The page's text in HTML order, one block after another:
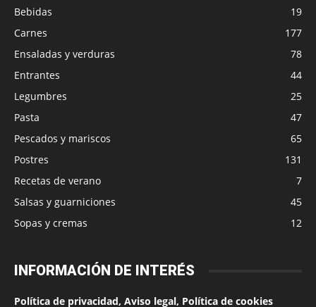
Bebidas
19
Carnes
177
Ensaladas y verduras
78
Entrantes
44
Legumbres
25
Pasta
47
Pescados y mariscos
65
Postres
131
Recetas de verano
7
Salsas y guarniciones
45
Sopas y cremas
12
INFORMACIÓN DE INTERÉS
Política de privacidad, Aviso legal, Política de cookies